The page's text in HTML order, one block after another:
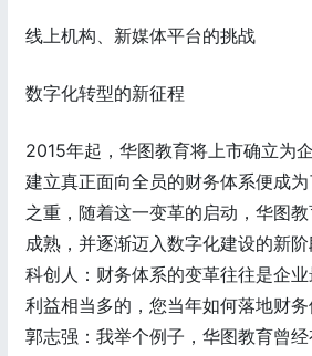
线上机构、新媒体平台的挑战
数字化转型的新征程
2015年起，华图教育将上市确立为
建立真正面向全员的财务体系便成
之重，随着这一变革的启动，华图
成熟，并逐渐迈入数字化建设的新阶
科创人：财务体系的变革往往是企
利益相当多的，您当年如何落地财务
郭志强：我举个例子，华图教育曾